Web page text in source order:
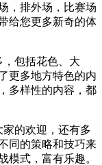
，排外场，比赛场
给您更多新奇的体
包括花色、大
更多地方特色的内
多样性的内容，都
的欢迎，还有多
同的策略和技巧来
模式，富有乐趣。